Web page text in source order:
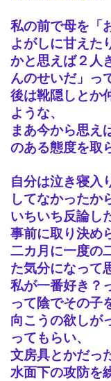
私の前で母を「
よがしに甘えた
かと思えば２人
んのせいだ」っ
後は靴隠しとか
ような、
まあ今から思え
のある態度を取
自分は泣き寝入
してなかったか
いちいち反論し
事前に取り決め
二カ月に一度の
た気分になって
私が一番好き？
って陰でその子
向こうの欲しが
ってもらい、
文房具とかだっ
水面下の攻防を